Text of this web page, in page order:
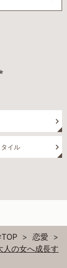
イル
恋愛
人の女へ成長す